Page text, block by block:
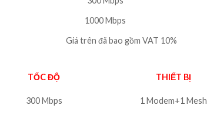
1000 Mbps
Giá trên đã bao gồm VAT 10%
TỐC ĐỘ THIẾT BỊ
300 Mbps 1 Modem+1 Mesh